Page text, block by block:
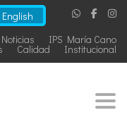
English
IPS María Cano
Noticias
Institucional
Calidad